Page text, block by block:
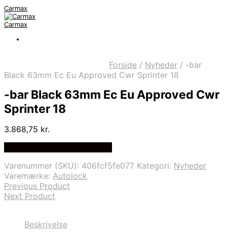
Carmax
Carmax
Forside / Nyheder / -bar
Black 63mm Ec Eu Approved Cwr Sprinter 18
-bar Black 63mm Ec Eu Approved Cwr
Sprinter 18
3.868,75 kr.
Varenummer (SKU): 406fcf5fe077 Kategori: Nyheder
Varemærke: Autolock
Previous Product
Next Product
Beskrivelse